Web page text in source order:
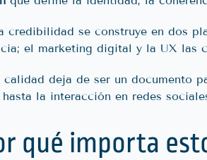
credibilidad se construye en dos
el marketing digital y la UX las
calidad deja de ser un documento
la interacción en redes
qué importa